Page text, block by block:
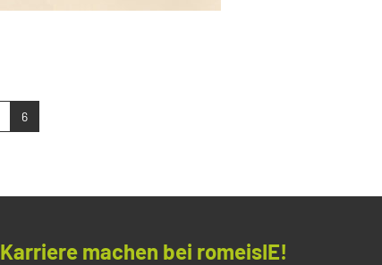
6
Karriere machen bei romeisIE!